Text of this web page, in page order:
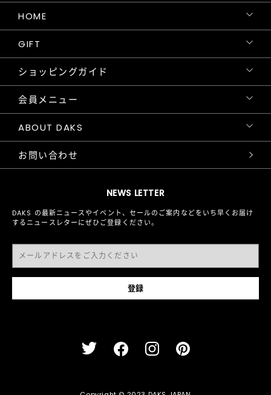
NEWS LETTER
DAKS の最新ニュースやイベント、セールのご案内などをいち早くお届け
するニュースレターにぜひご登録ください。
HOME
GIFT
ショッピングガイド
会員メニュー
ABOUT DAKS
お問い合わせ